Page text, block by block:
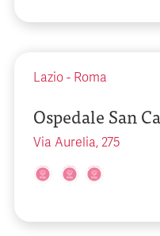
Lazio - Roma
Ospedale San
Via Aurelia, 275